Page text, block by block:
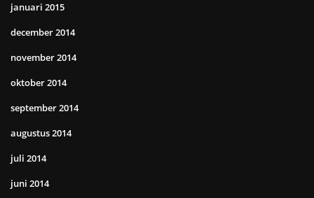
januari 2015
december 2014
november 2014
oktober 2014
september 2014
augustus 2014
juli 2014
juni 2014